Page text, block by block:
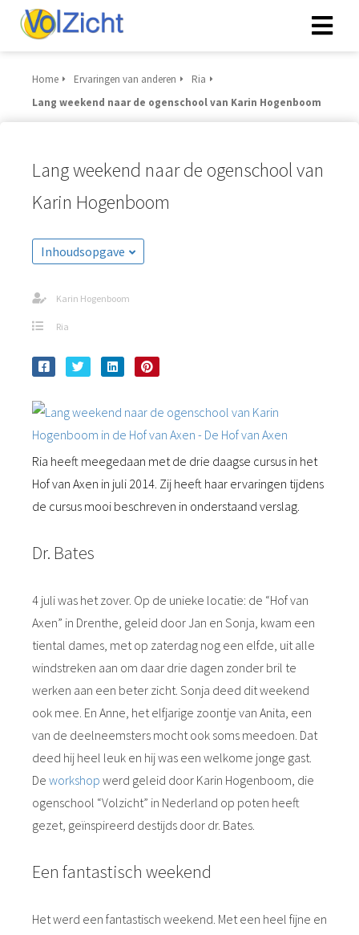
Home Ervaringen van anderen
Ria
Lang weekend naar de ogenschool van Karin Hogenboom
Lang weekend naar de ogenschool van
Karin Hogenboom
Inhoudsopgave
Karin Hogenboom
Ria
Ria heeft meegedaan met de drie daagse cursus in het
Hof van Axen in juli 2014. Zij heeft haar ervaringen tijdens
de cursus mooi beschreven in onderstaand verslag.
Dr. Bates
4 juli was het zover. Op de unieke locatie: de “Hof van
Axen” in Drenthe, geleid door Jan en Sonja, kwam een
tiental dames, met op zaterdag nog een elfde, uit alle
windstreken aan om daar drie dagen zonder bril te
werken aan een beter zicht. Sonja deed dit weekend
ook mee. En Anne, het elfjarige zoontje van Anita, een
van de deelneemsters mocht ook soms meedoen. Dat
deed hij heel leuk en hij was een welkome jonge gast.
De workshop werd geleid door Karin Hogenboom, die
ogenschool “Volzicht” in Nederland op poten heeft
gezet, geïnspireerd destijds door dr. Bates.
Een fantastisch weekend
Het werd een fantastisch weekend. Met een heel fijne en